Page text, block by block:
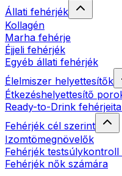
Állati fehérjék
Kollagén
Marha fehérje
Éjjeli fehérjék
Egyéb állati fehérjék
Élelmiszer helyettesítők
Étkezéshelyettesítő
Ready-to-Drink
Fehérjék cél szerint
Izomtömegnövelők
Fehérjék testsúlykontroll
Fehérjék nők számára